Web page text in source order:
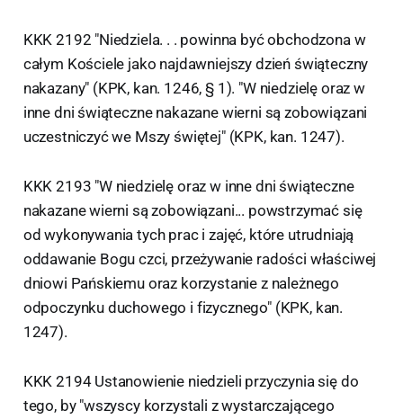
KKK 2192 "Niedziela. . . powinna być obchodzona w
całym Kościele jako najdawniejszy dzień świąteczny
nakazany" (KPK, kan. 1246, § 1). "W niedzielę oraz w
inne dni świąteczne nakazane wierni są zobowiązani
uczestniczyć we Mszy świętej" (KPK, kan. 1247).
KKK 2193 "W niedzielę oraz w inne dni świąteczne
nakazane wierni są zobowiązani... powstrzymać się
od wykonywania tych prac i zajęć, które utrudniają
oddawanie Bogu czci, przeżywanie radości właściwej
dniowi Pańskiemu oraz korzystanie z należnego
odpoczynku duchowego i fizycznego" (KPK, kan.
1247).
KKK 2194 Ustanowienie niedzieli przyczynia się do
tego, by "wszyscy korzystali z wystarczającego